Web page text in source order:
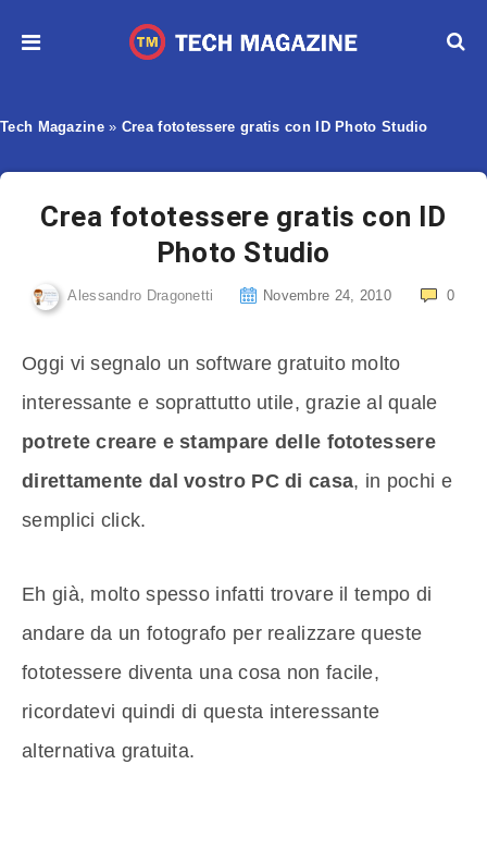
Tech Magazine» Crea fototessere gratis con ID Photo Studio
Crea fototessere gratis con ID
Photo Studio
Alessandro Dragonetti Novembre 24, 2010 0
Oggi vi segnalo un software gratuito molto
interessante e soprattutto utile, grazie al quale
potrete creare e stampare delle fototessere
direttamente dal vostro PC di casa, in pochi e
semplici click.
Eh già, molto spesso infatti trovare il tempo di
andare da un fotografo per realizzare queste
fototessere diventa una cosa non facile,
ricordatevi quindi di questa interessante
alternativa gratuita.